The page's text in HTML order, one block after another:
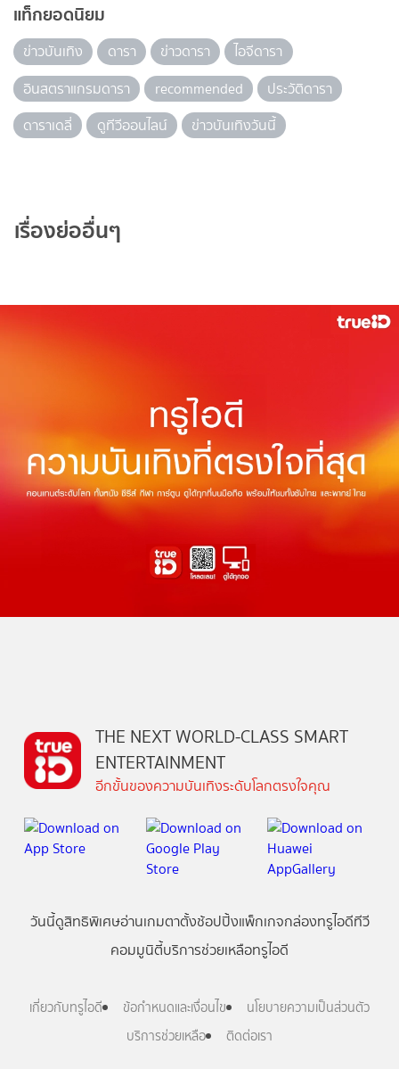
แท็กยอดนิยม
ข่าวบันเทิง ดารา ข่าวดารา
ไอจีดารา
อินสตราแกรมดารา
recommended
ประวัติดารา
ดาราเดลี่
ดูทีวีออนไลน์ ข่าวบันเทิงวันนี้
เรื่องย่ออื่นๆ
THE NEXT WORLD-CLASS SMART
ENTERTAINMENT
อีกขั้นของความบันเทิงระดับโลกตรงใจคุณ
วันนี้ดูสิทธิพิเศษอ่านเกมตาตั้งช้อปปิ้งแพ็กเกจกล่องทรูไอดีทีวี
คอมมูนิตี้บริการช่วยเหลือทรูไอดี
เกี่ยวกับทรูไอดี ข้อกำหนดและเงื่อนไข
นโยบายความเป็นส่วนตัว
บริการช่วยเหลือ
ติดต่อเรา